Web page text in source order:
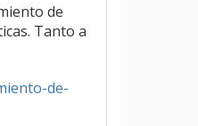
de
Tanto a
de-